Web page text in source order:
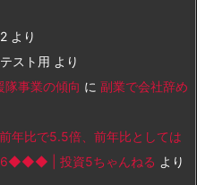
2 より
テスト用 より
隊事業の傾向 に 副業で会社辞め
年比で5.5倍、前年比としては
| 投資5ちゃんねる より